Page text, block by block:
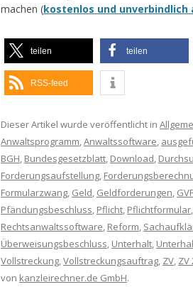
machen (kostenlos und unverbindlich
teilen teilen
RSS-feed
Dieser Artikel wurde veröffentlicht in
Anwaltsprogramm,Anwaltssoftware,
BGH, Bundesgesetzblatt, Download,
Forderungsaufstellung,
Formularzwang, Geld, Geldforderungen,
Pfändungsbeschluss, Pflicht, Pflichtformular,
Rechtsanwaltssoftware, Reform,
Überweisungsbeschluss, Unterhalt,
Vollstreckung,Vollstreckungsauftrag, ZV, ZV
von kanzleirechner.de GmbH.